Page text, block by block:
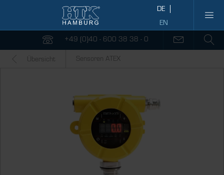
+49 (0)40 - 600 38 38 - 0
Übersicht Sensoren ATEX